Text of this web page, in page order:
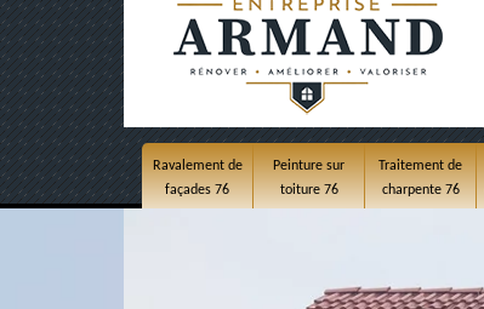
Ravalement de
façades 76
Peinture sur
toiture 76
Traitement de
charpente 76